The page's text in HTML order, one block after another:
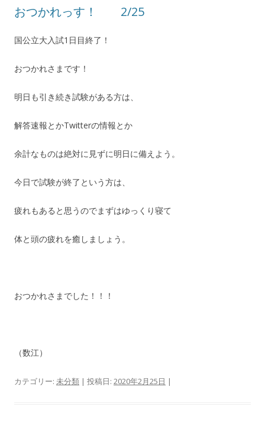
おつかれっす！ 2/25
国公立大入試1日目終了！
おつかれさまです！
明日も引き続き試験がある方は、
解答速報とかTwitterの情報とか
余計なものは絶対に見ずに明日に備えよう。
今日で試験が終了という方は、
疲れもあると思うのでまずはゆっくり寝て
体と頭の疲れを癒しましょう。
おつかれさまでした！！！
（数江）
カテゴリー: 未分類 | 投稿日: 2020年2月25日 |